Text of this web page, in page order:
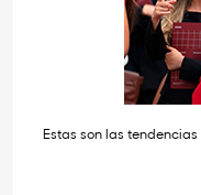
Estas son las